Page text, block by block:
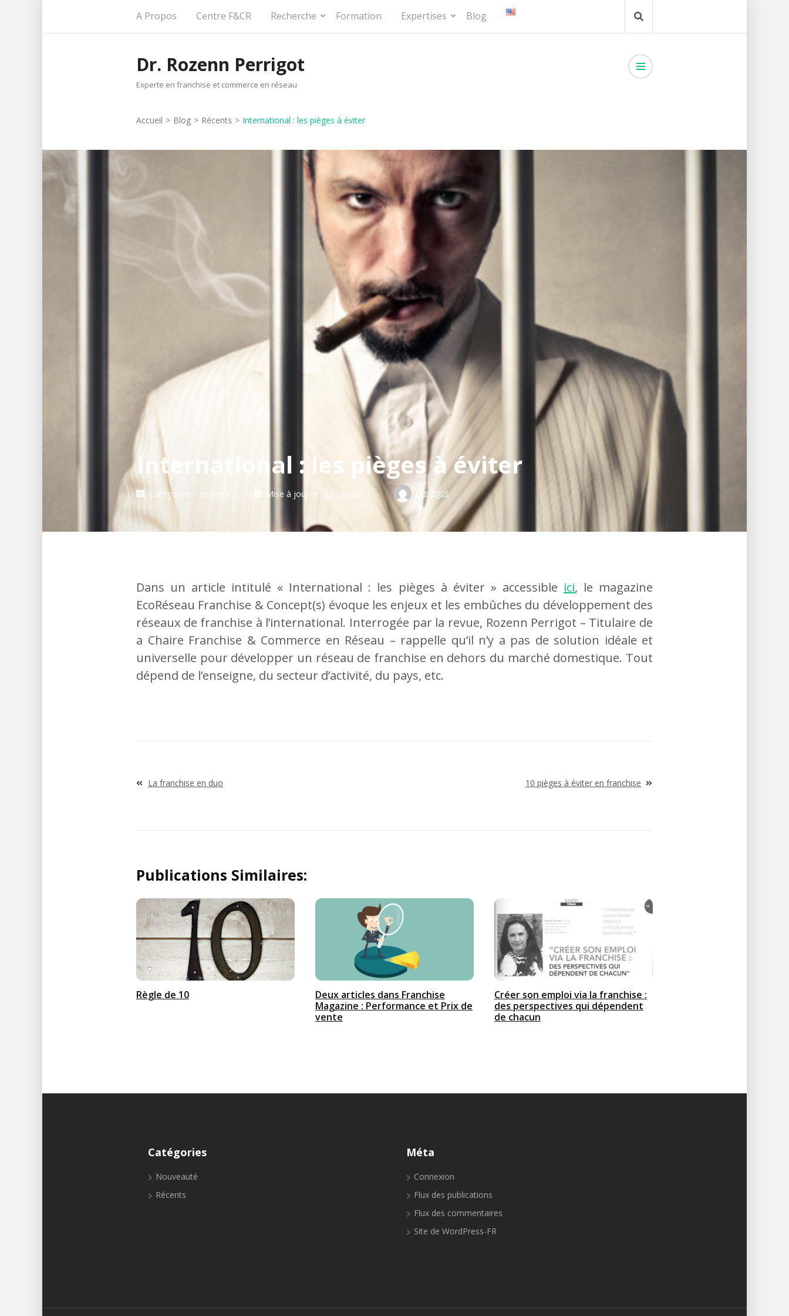
A Propos Centre F&CR Recherche Formation Expertises Blog
Dr. Rozenn Perrigot
Experte en franchise et commerce en réseau
Accueil > Blog > Récents > International : les pièges à éviter
International : les pièges à éviter
Catégories : Récents Mise à jour le : 27 juin 2021 rperrigot
Dans un article intitulé « International : les pièges à éviter » accessible ici, le magazine
EcoRéseau Franchise & Concept(s) évoque les enjeux et les embûches du développement des
réseaux de franchise à l’international. Interrogée par la revue, Rozenn Perrigot – Titulaire de
a Chaire Franchise & Commerce en Réseau – rappelle qu’il n’y a pas de solution idéale et
universelle pour développer un réseau de franchise en dehors du marché domestique. Tout
dépend de l’enseigne, du secteur d’activité, du pays, etc.
Navigation
de
La franchise en duo 10 pièges à éviter en franchise
Publications Similaires:
Règle de 10
Deux articles dans Franchise
Magazine : Performance et Prix de
vente
Créer son emploi via la franchise :
des perspectives qui dépendent
de chacun
Catégories
Nouveauté
Récents
Méta
Connexion
Flux des publications
Flux des commentaires
Site de WordPress-FR